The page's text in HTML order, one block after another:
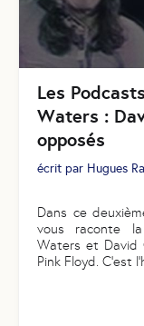
Les
Waters :
opposés
écrit par Hugues
Dans ce
vous raconte
Waters et David
Pink Floyd. C’est